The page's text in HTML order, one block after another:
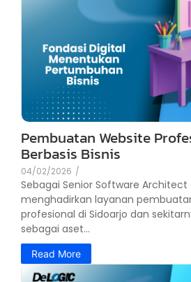
Pembuatan Website
Berbasis Bisnis
04/02/2026 /
Sebagai Senior Software
menghadirkan layanan
profesional di Sidoarjo dan
sebagai aset...
Read More